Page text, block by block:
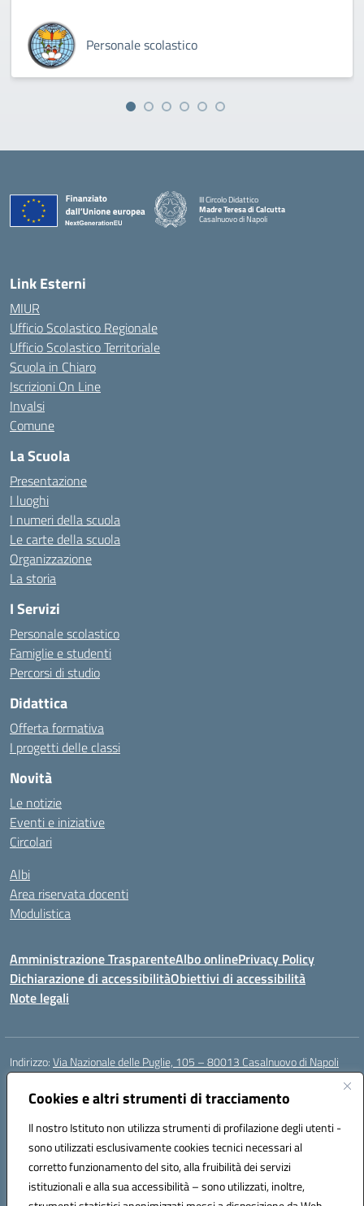
Cookies e altri strumenti di tracciamento
Il nostro Istituto non utilizza strumenti di profilazione degli utenti -
sono utilizzati esclusivamente cookies tecnici necessari al
corretto funzionamento del sito, alla fruibilità dei servizi
istituzionali e alla sua accessibilità – sono utilizzati, inoltre,
Personale scolastico
III Circolo Didattico
Madre Teresa di Calcutta
Casalnuovo di Napoli
— Visita la pagina iniziale della scuola
Link Esterni
MIUR
Ufficio Scolastico Regionale
Ufficio Scolastico Territoriale
Scuola in Chiaro
Iscrizioni On Line
Invalsi
Comune
La Scuola
Presentazione
I luoghi
I numeri della scuola
Le carte della scuola
Organizzazione
La storia
I Servizi
Personale scolastico
Famiglie e studenti
Percorsi di studio
Didattica
Offerta formativa
I progetti delle classi
Novità
Le notizie
Eventi e iniziative
Circolari
Albi
Area riservata docenti
Modulistica
Amministrazione TrasparenteAlbo onlinePrivacy Policy
Dichiarazione di accessibilitàObiettivi di accessibilità
Note legali
Indirizzo:Via Nazionale delle Puglie, 105 – 80013 Casalnuovo di Napoli
Centralino:
Email:naee32300a@istruzione.it
Codice fiscale: 93007720639
Codice meccanografico:
NAEE32300A
Codice unico di fatturazione (CUF): UFDMFG